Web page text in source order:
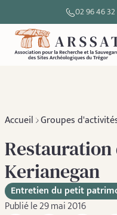
02 96 46 32
Accueil Groupes
Kerianegan
Entretien du petit
Publié le 29 mai 2016